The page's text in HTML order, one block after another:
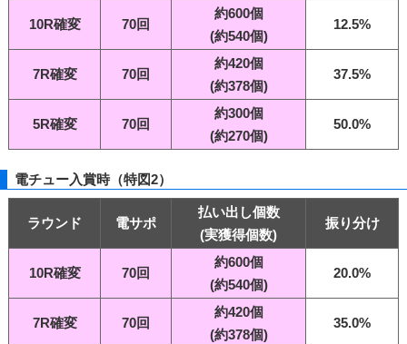
10R確変 70回
約600個
(約540個)
12.5%
7R確変 70回
約420個
(約378個)
37.5%
5R確変 70回
約300個
(約270個)
50.0%
電チュー入賞時（特図2）
ラウンド 電サポ
払い出し個数
(実獲得個数)
振り分け
10R確変 70回
約600個
(約540個)
20.0%
7R確変 70回
約420個
(約378個)
35.0%